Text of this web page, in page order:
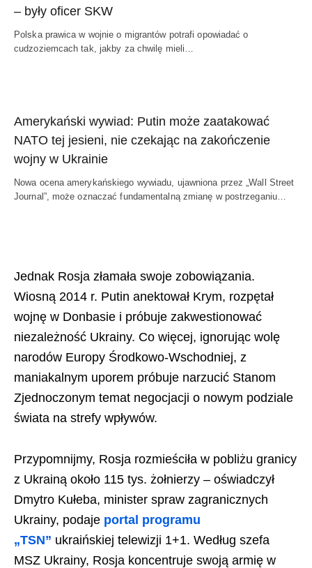
– były oficer SKW
Polska prawica w wojnie o migrantów potrafi opowiadać o
cudzoziemcach tak, jakby za chwilę mieli…
Amerykański wywiad: Putin może zaatakować
NATO tej jesieni, nie czekając na zakończenie
wojny w Ukrainie
Nowa ocena amerykańskiego wywiadu, ujawniona przez „Wall Street
Journal”, może oznaczać fundamentalną zmianę w postrzeganiu…
Jednak Rosja złamała swoje zobowiązania.
Wiosną 2014 r. Putin anektował Krym, rozpętał
wojnę w Donbasie i próbuje zakwestionować
niezależność Ukrainy. Co więcej, ignorując wolę
narodów Europy Środkowo-Wschodniej, z
maniakalnym uporem próbuje narzucić Stanom
Zjednoczonym temat negocjacji o nowym podziale
świata na strefy wpływów.
Przypomnijmy, Rosja rozmieściła w pobliżu granicy
z Ukrainą około 115 tys. żołnierzy – oświadczył
Dmytro Kułeba, minister spraw zagranicznych
Ukrainy, podaje portal programu
„TSN” ukraińskiej telewizji 1+1. Według szefa
MSZ Ukrainy, Rosja koncentruje swoją armię w